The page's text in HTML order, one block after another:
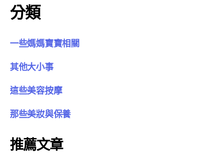
分類
一些媽媽寶寶相關
其他大小事
這些美容按摩
那些美妝與保養
推薦文章